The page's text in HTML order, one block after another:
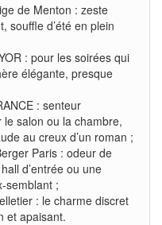
de Menton : zeste
souffle d’été en plein
: pour les soirées qui
élégante, presque
: senteur
salon ou la chambre,
au creux d’un roman ;
Paris : odeur de
d’entrée ou une
semblant ;
: le charme discret
et apaisant.